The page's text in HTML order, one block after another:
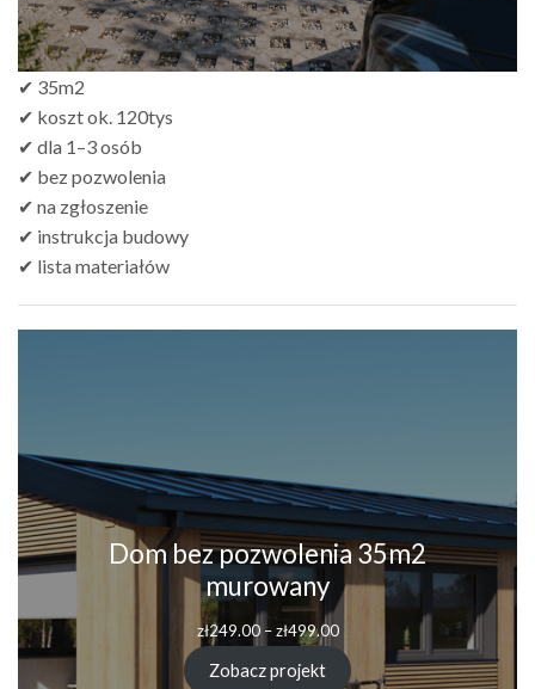
✔ 35m2
✔ koszt ok. 120tys
✔ dla 1–3 osób
✔ bez pozwolenia
✔ na zgłoszenie
✔ instrukcja budowy
✔ lista materiałów
Dom bez pozwolenia 35m2
murowany
zł249.00 – zł499.00
Zobacz projekt